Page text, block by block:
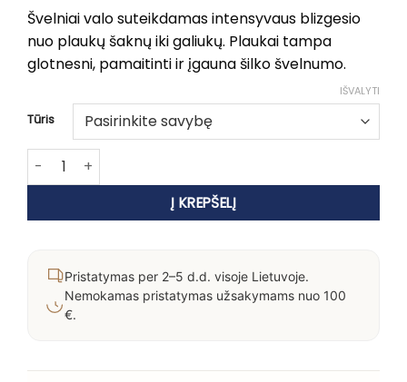
Švelniai valo suteikdamas intensyvaus blizgesio
nuo plaukų šaknų iki galiukų. Plaukai tampa
glotnesni, pamaitinti ir įgauna šilko švelnumo.
Tūris
IŠVALYTI
produkto kiekis: Žvilgesio suteikiantis šampūnas su šilko
Į KREPŠELĮ
Pristatymas per 2–5 d.d. visoje Lietuvoje.
Nemokamas pristatymas užsakymams nuo 100
€.